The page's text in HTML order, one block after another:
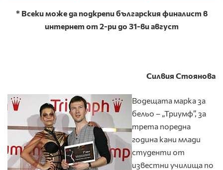
* Всеки може да подкрепи българския финалист в
интернет от 2-ридо 31-ви август
Силвия Стоянова
Водещата марка за
бельо – „Триумф”, за
трета поредна
година кани млади
студенти от
известни училища по